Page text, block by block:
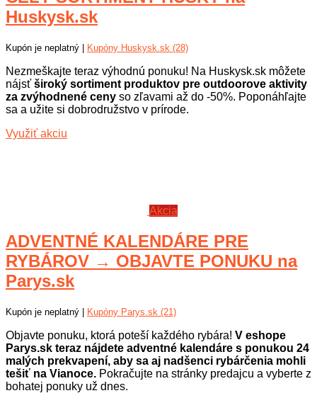
Huskysk.sk
Kupón je neplatný | Kupóny Huskysk.sk (28)
Nezmeškajte teraz výhodnú ponuku! Na Huskysk.sk môžete
nájsť široký sortiment produktov pre outdoorove aktivity
za zvýhodnené ceny so zľavami až do -50%. Poponáhľajte
sa a užite si dobrodružstvo v prírode.
Využiť akciu
Akcia
ADVENTNÉ KALENDÁRE PRE
RYBÁROV → OBJAVTE PONUKU na
Parys.sk
Kupón je neplatný | Kupóny Parys.sk (21)
Objavte ponuku, ktorá poteší každého rybára! V eshope
Parys.sk teraz nájdete adventné kalendáre s ponukou 24
malých prekvapení, aby sa aj nadšenci rybárčenia mohli
tešiť na Vianoce. Pokračujte na stránky predajcu a vyberte z
bohatej ponuky už dnes.